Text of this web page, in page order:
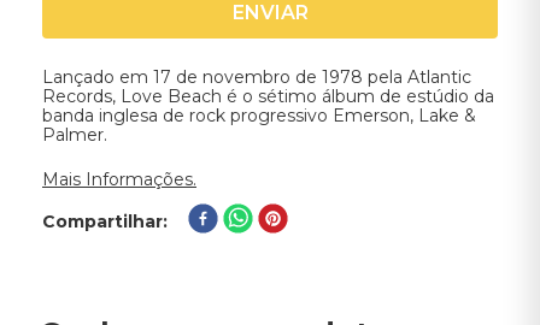
ENVIAR
Lançado em 17 de novembro de 1978 pela Atlantic
Records, Love Beach é o sétimo álbum de estúdio da
banda inglesa de rock progressivo Emerson, Lake &
Palmer.
Mais Informações.
Compartilhar